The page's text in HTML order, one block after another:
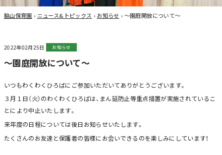
脇山保育園 › ニュース&トピックス › お知らせ › ～園庭開放について～
2022年02月25日 お知らせ
～園庭開放について～
いつもわくわくひろばにご参加いただいてありがとうございます。
３月１日（火）のわくわくひろばは、まん延防止等重点措置が実施されているこ
とにより中止いたします。
来年度の日程については後日お知らせいたします。
たくさんのお友達と保護者の皆様にお会いできるのを楽しみにしています！